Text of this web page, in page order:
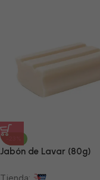
-23%
Jabón de Lavar (80g)